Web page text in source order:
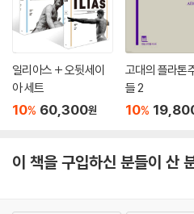
일리아스 + 오뒷세이
아 세트
10% 60,300원
고대의 플라톤
들 2
10%
이 책을 구입하신 분들이 산